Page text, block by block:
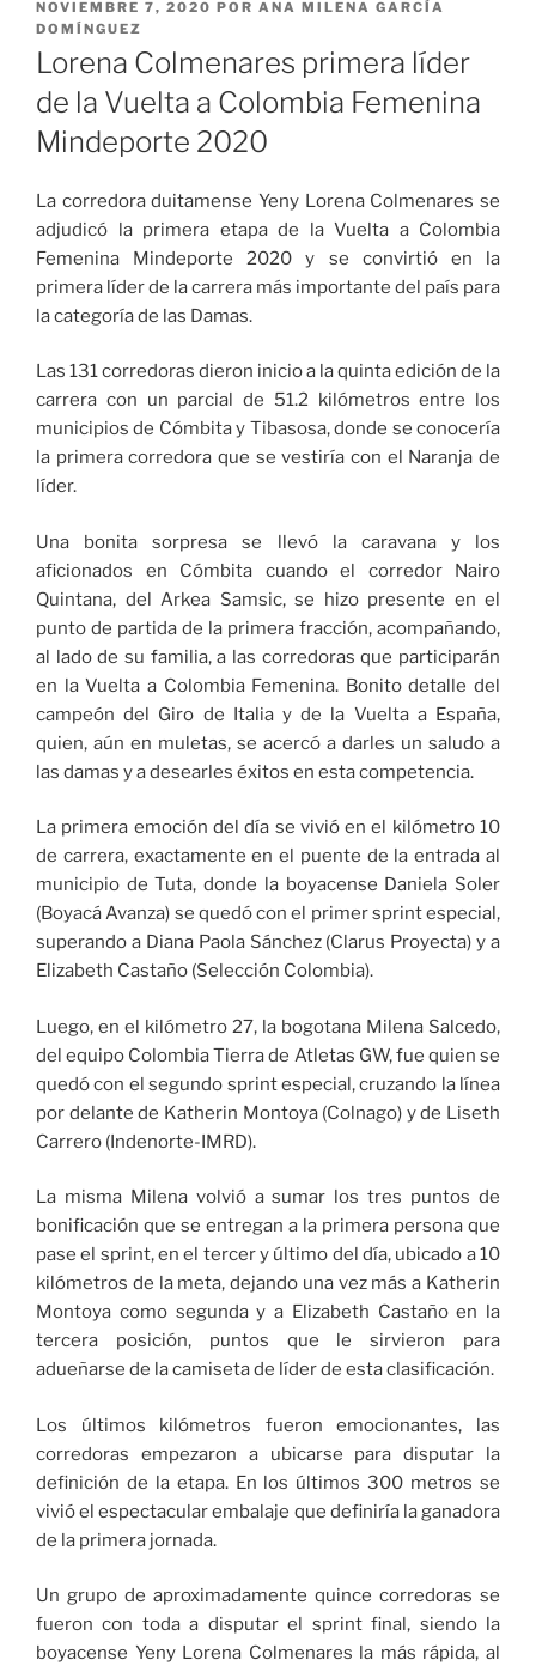
PUBLICADO
EL
NOVIEMBRE 7, 2020 POR ANA MILENA GARCÍA
DOMÍNGUEZ
Lorena Colmenares primera líder
de la Vuelta a Colombia Femenina
Mindeporte 2020
La corredora duitamense Yeny Lorena Colmenares se
adjudicó la primera etapa de la Vuelta a Colombia
Femenina Mindeporte 2020 y se convirtió en la
primera líder de la carrera más importante del país para
la categoría de las Damas.
Las 131 corredoras dieron inicio a la quinta edición de la
carrera con un parcial de 51.2 kilómetros entre los
municipios de Cómbita y Tibasosa, donde se conocería
la primera corredora que se vestiría con el Naranja de
líder.
Una bonita sorpresa se llevó la caravana y los
aficionados en Cómbita cuando el corredor Nairo
Quintana, del Arkea Samsic, se hizo presente en el
punto de partida de la primera fracción, acompañando,
al lado de su familia, a las corredoras que participarán
en la Vuelta a Colombia Femenina. Bonito detalle del
campeón del Giro de Italia y de la Vuelta a España,
quien, aún en muletas, se acercó a darles un saludo a
las damas y a desearles éxitos en esta competencia.
La primera emoción del día se vivió en el kilómetro 10
de carrera, exactamente en el puente de la entrada al
municipio de Tuta, donde la boyacense Daniela Soler
(Boyacá Avanza) se quedó con el primer sprint especial,
superando a Diana Paola Sánchez (Clarus Proyecta) y a
Elizabeth Castaño (Selección Colombia).
Luego, en el kilómetro 27, la bogotana Milena Salcedo,
del equipo Colombia Tierra de Atletas GW, fue quien se
quedó con el segundo sprint especial, cruzando la línea
por delante de Katherin Montoya (Colnago) y de Liseth
Carrero (Indenorte-IMRD).
La misma Milena volvió a sumar los tres puntos de
bonificación que se entregan a la primera persona que
pase el sprint, en el tercer y último del día, ubicado a 10
kilómetros de la meta, dejando una vez más a Katherin
Montoya como segunda y a Elizabeth Castaño en la
tercera posición, puntos que le sirvieron para
adueñarse de la camiseta de líder de esta clasificación.
Los últimos kilómetros fueron emocionantes, las
corredoras empezaron a ubicarse para disputar la
definición de la etapa. En los últimos 300 metros se
vivió el espectacular embalaje que definiría la ganadora
de la primera jornada.
Un grupo de aproximadamente quince corredoras se
fueron con toda a disputar el sprint final, siendo la
boyacense Yeny Lorena Colmenares la más rápida, al